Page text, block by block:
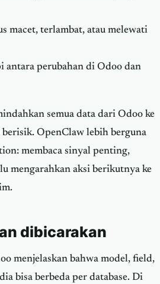
macet, terlambat, atau melewati
antara perubahan di Odoo dan
semua data dari Odoo ke
berisik. OpenClaw lebih berguna
membaca sinyal penting,
mengarahkan aksi berikutnya ke
dibicarakan
menjelaskan bahwa model, field,
bisa berbeda per database. Di